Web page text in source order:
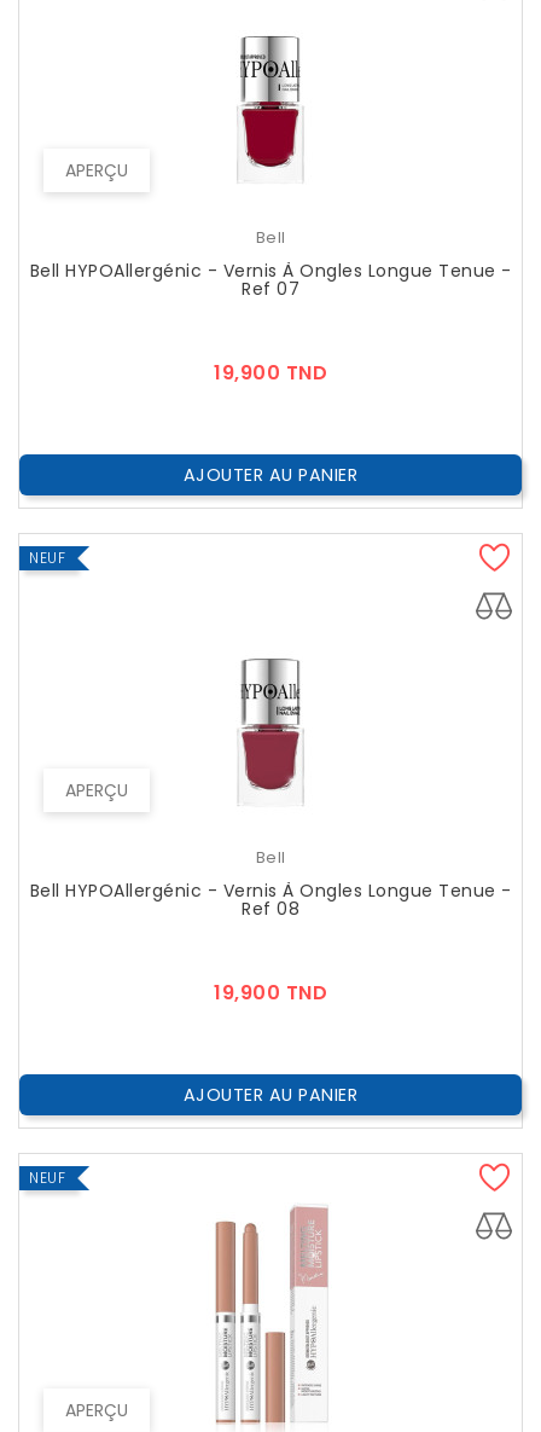
APERÇU
Bell
Bell HYPOAllergénic - Vernis À Ongles Longue Tenue -
Ref 07
19,900 TND
AJOUTER AU PANIER
APERÇU
NEUF
Bell
Bell HYPOAllergénic - Vernis À Ongles Longue Tenue -
Ref 08
19,900 TND
AJOUTER AU PANIER
APERÇU
NEUF